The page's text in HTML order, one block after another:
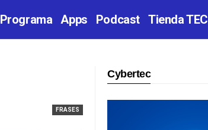
Programa Apps Podcast Tienda TEC
FRASES
Cybertec